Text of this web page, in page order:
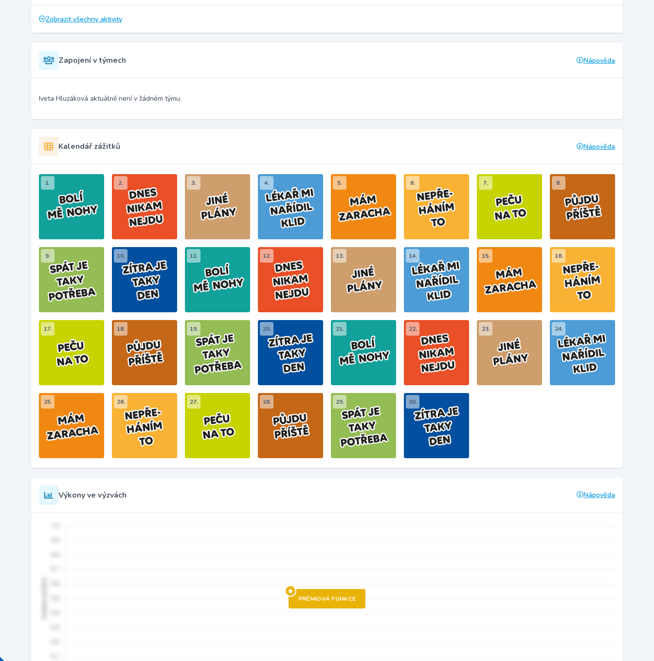
Zobrazit všechny aktivity
Zapojení v týmech Nápověda
Iveta Hluzáková aktuálně není v žádném týmu.
Kalendář zážitků Nápověda
1. 2. 3. 4. 5. 6. 7. 8.
9. 10. 11. 12. 13. 14. 15. 16.
17. 18. 19. 20. 21. 22. 23. 24.
25. 26. 27. 28. 29. 30.
Výkony ve výzvách Nápověda
PRÉMIOVÁ FUNKCE